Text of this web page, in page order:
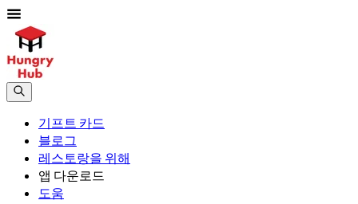
기프트 카드
블로그
레스토랑을 위해
앱 다운로드
도움